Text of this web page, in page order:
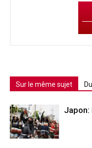
Sur le même sujet
Japon: